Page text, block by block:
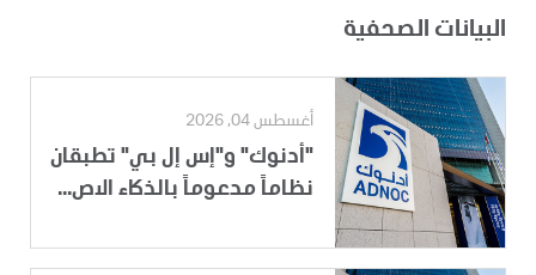
البيانات الصحفية
أغسطس 04, 2026
"أدنوك" و"إس إل بي" تطبقان
نظاماً مدعوماً بالذكاء الاص...